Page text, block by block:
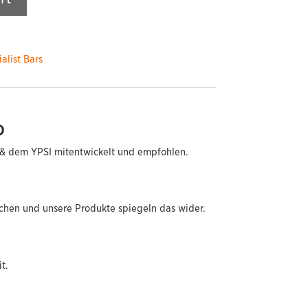
Bars
dem YPSI mitentwickelt und empfohlen.
und unsere Produkte spiegeln das wider.